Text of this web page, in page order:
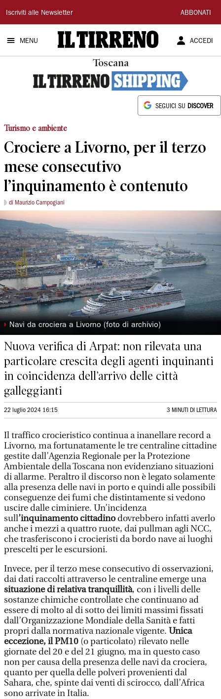
Il
Tirreno
Iscriviti alle Newsletter ABBONATI
MENU ACCEDI
Toscana
SEGUICI SU DISCOVER
Turismo e ambiente
Crociere a Livorno, per il terzo
mese consecutivo
l’inquinamento è contenuto
di Maurizio Campogiani
◗ Navi da crociera a Livorno (foto di archivio)
Nuova verifica di Arpat: non rilevata una
particolare crescita degli agenti inquinanti
in coincidenza dell’arrivo delle città
galleggianti
22 luglio 2024 16:15 3 MINUTI DI LETTURA
Il traffico crocieristico continua a inanellare record a
Livorno, ma fortunatamente le tre centraline cittadine
gestite dall’Agenzia Regionale per la Protezione
Ambientale della Toscana non evidenziano situazioni
di allarme. Peraltro il discorso non è legato solamente
alla presenza delle navi in porto e quindi alle possibili
conseguenze dei fumi che distintamente si vedono
uscire dalle ciminiere. Un’incidenza
sull’inquinamento cittadinodovrebbero infatti averlo
anche i mezzi a quattro ruote, dai pullman agli NCC,
che trasferiscono i crocieristi da bordo nave ai luoghi
prescelti per le escursioni.
Invece, per il terzo mese consecutivo di osservazioni,
dai dati raccolti attraverso le centraline emerge una
situazione di relativa tranquillità, con i livelli delle
sostanze chimiche controllate che continuano ad
essere di molto al di sotto dei limiti massimi fissati
dall’Organizzazione Mondiale della Sanità e fatti
propri dalla normativa nazionale vigente. Unica
eccezione, il PM10 (o particolato) rilevato nelle
giornate del 20 e del 21 giugno, ma in questo caso
non per causa della presenza delle navi da crociera,
quanto per quella delle polveri provenienti dal
Sahara, che, spinte dai venti di scirocco, dall’Africa
sono arrivate in Italia.